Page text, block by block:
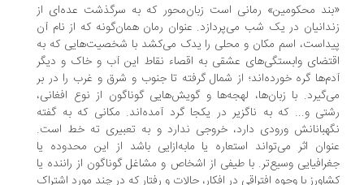
محکومین» رمانی است زبان‌محور که به سرگذشت عده‌ای از
در یک شب می‌پردازد. عنوان رمان همان‌گونه که از نام آن
اسم مکان و محلی را یدک می‌کشد با شخصیت‌هایی که به
وابستگی‌های عشقی به اقصاء نقاط این آب و خاک و دیگر
گره خورده‌اند؛ از شمال گرفته تا جنوب و شرق و غرب را در بر
با زبان‌ها، لهجه‌ها و گویش‌هایی گوناگون از نوع افغانی،
و... که به ناگزیر در یکجا گرد آمده‌اند. مکانی که به گفته
ورودی دارد، خروجی ندارد و به تعبیری ته خط است.
اثر می‌تواند استعاره یا ما‌به‌ازایی باشد از این محدوده یا
وسیع‌تر. با طیفی از اشخاص و مشاغل گوناگون از راننده یا
با وجوه افتراقی در افکار، حالات و رفتار که در چند مورد اشتراک